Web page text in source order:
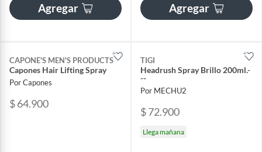
Agregar Agregar
CAPONE'S MEN'S PRODUCTS
Capones Hair Lifting Spray
Por Capones
$ 64.900
TIGI
Headrush Spray Brillo 200ml.-
--
Por MECHU2
$ 72.900
Llega mañana